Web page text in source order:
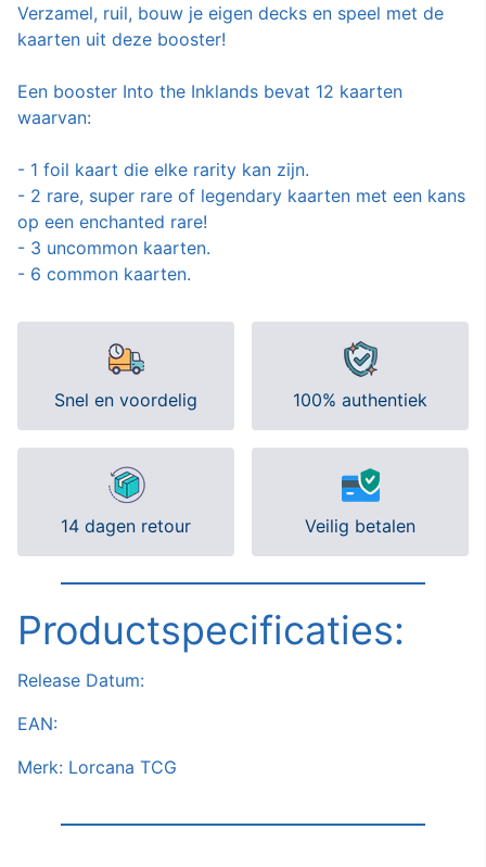
Verzamel, ruil, bouw je eigen decks en speel met de
kaarten uit deze booster!
Een booster Into the Inklands bevat 12 kaarten
waarvan:
- 1 foil kaart die elke rarity kan zijn.
- 2 rare, super rare of legendary kaarten met een kans
op een enchanted rare!
- 3 uncommon kaarten.
- 6 common kaarten.
Snel en voordelig 100% authentiek
14 dagen retour Veilig betalen
Productspecificaties:
Release Datum:
EAN:
Merk: Lorcana TCG